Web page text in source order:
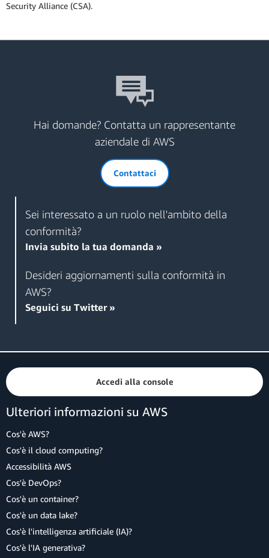
Security Alliance (CSA).
Hai domande? Contatta un rappresentante
aziendale di AWS
Contattaci
Sei interessato a un ruolo nell'ambito della
conformità?
Invia subito la tua domanda »
Desideri aggiornamenti sulla conformità in
AWS?
Seguici su Twitter »
Accedi alla console
Ulteriori informazioni su AWS
Cos'è AWS?
Cos'è il cloud computing?
Accessibilità AWS
Cos'è DevOps?
Cos'è un container?
Cos'è un data lake?
Cos'è l'intelligenza artificiale (IA)?
Cos'è l'IA generativa?